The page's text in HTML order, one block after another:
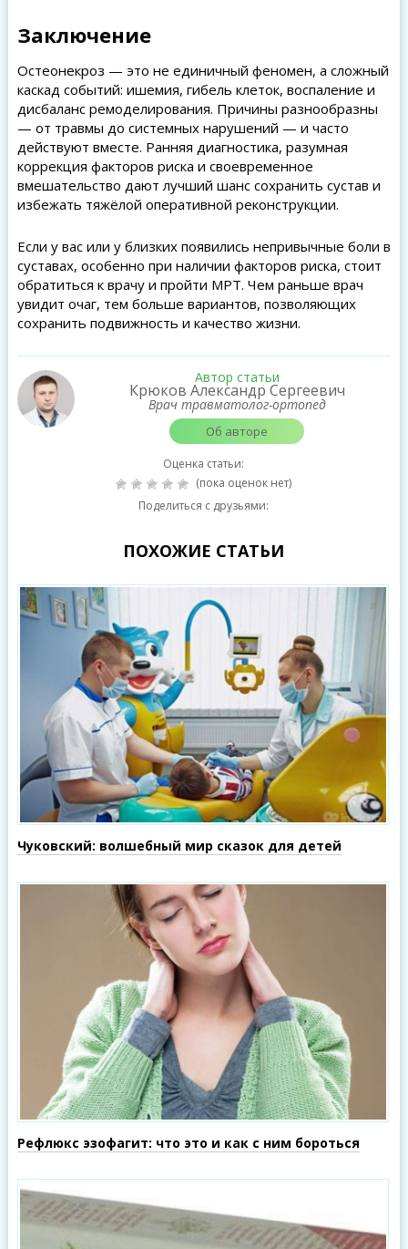
Заключение
Остеонекроз — это не единичный феномен, а сложный
каскад событий: ишемия, гибель клеток, воспаление и
дисбаланс ремоделирования. Причины разнообразны
— от травмы до системных нарушений — и часто
действуют вместе. Ранняя диагностика, разумная
коррекция факторов риска и своевременное
вмешательство дают лучший шанс сохранить сустав и
избежать тяжёлой оперативной реконструкции.
Если у вас или у близких появились непривычные боли в
суставах, особенно при наличии факторов риска, стоит
обратиться к врачу и пройти МРТ. Чем раньше врач
увидит очаг, тем больше вариантов, позволяющих
сохранить подвижность и качество жизни.
Автор статьи
Крюков Александр Сергеевич
Врач травматолог-ортопед
Об авторе
Оценка статьи:
(пока оценок нет)
Поделиться с друзьями:
ПОХОЖИЕ СТАТЬИ
Чуковский: волшебный мир сказок для детей
Рефлюкс эзофагит: что это и как с ним бороться